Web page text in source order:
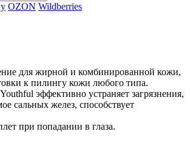
OZON Wildberries
для жирной и комбинированной кожи,
к пилингу кожи любого типа.
эффективно устраняет загрязнения,
сальных желез, способствует
при попадании в глаза.